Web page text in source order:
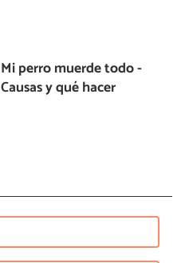
Mi perro muerde todo -
Causas y qué hacer